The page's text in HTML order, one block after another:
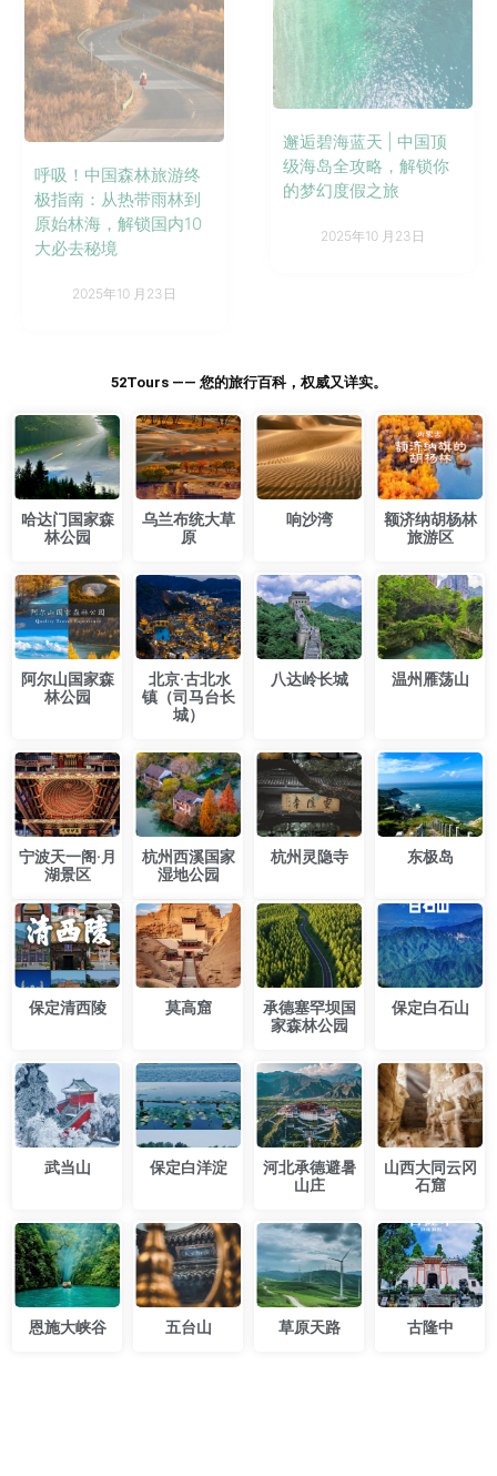
呼吸！中国森林旅游终
极指南：从热带雨林到
原始林海，解锁国内10
大必去秘境
2025年10 月23日
邂逅碧海蓝天 | 中国顶
级海岛全攻略，解锁你
的梦幻度假之旅
2025年10 月23日
52Tours —— 您的旅行百科，权威又详实。
​哈达门国家森
林公园
乌兰布统大草
原
响沙湾
额济纳胡杨林
旅游区
​阿尔山国家森
林公园
​北京·古北水
镇（司马台长
城）
​八达岭长城 温州雁荡山
宁波天一阁·月
湖景区
杭州西溪国家
湿地公园
​杭州灵隐寺 东极岛
保定清西陵 莫高窟
承德塞罕坝国
家森林公园
保定白石山
武当山 保定白洋淀
河北承德避暑
山庄
山西大同云冈
石窟
恩施大峡谷 五台山 草原天路 古隆中